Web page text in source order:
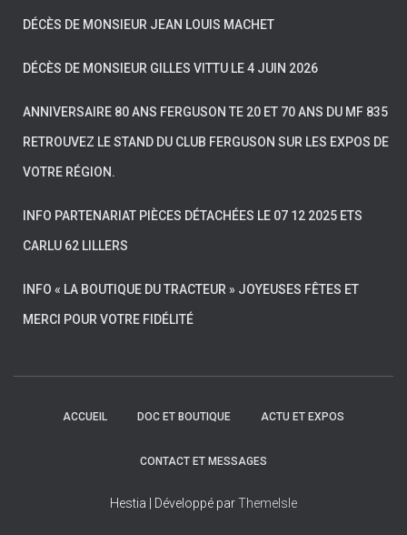
DÉCÈS DE MONSIEUR JEAN LOUIS MACHET
DÉCÈS DE MONSIEUR GILLES VITTU LE 4 JUIN 2026
ANNIVERSAIRE 80 ANS FERGUSON TE 20 ET 70 ANS DU MF 835
RETROUVEZ LE STAND DU CLUB FERGUSON SUR LES EXPOS DE
VOTRE RÉGION.
INFO PARTENARIAT PIÈCES DÉTACHÉES LE 07 12 2025 ETS
CARLU 62 LILLERS
INFO « LA BOUTIQUE DU TRACTEUR » JOYEUSES FÊTES ET
MERCI POUR VOTRE FIDÉLITÉ
ACCUEIL DOC ET BOUTIQUE ACTU ET EXPOS
CONTACT ET MESSAGES
Hestia | Développé parThemeIsle